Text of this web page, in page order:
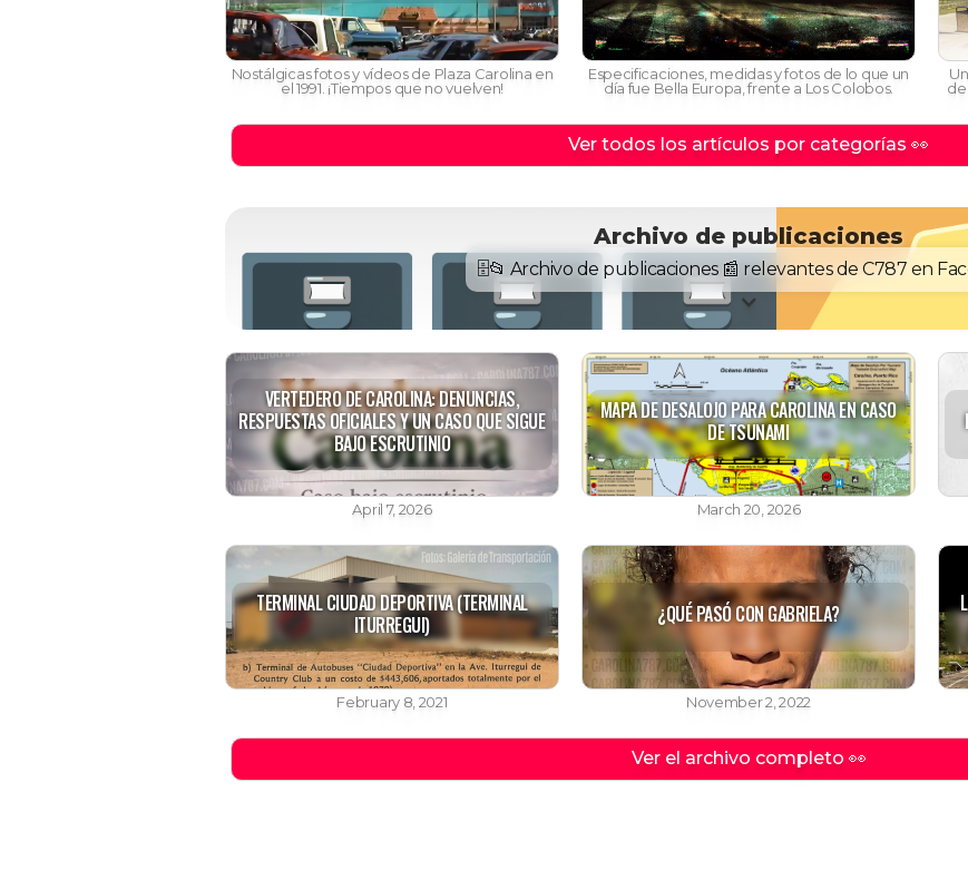
Nostálgicas fotos y vídeos de Plaza Carolina en
el 1991. ¡Tiempos que no vuelven!
Especificaciones, medidas y fotos de lo que un
día fue Bella Europa, frente a Los Colobos.
Ver todos los artículos por categorías 👀
Archivo de publicaciones
🗄️📂 Archivo de publicaciones 📰 relevantes de C787 en
VERTEDERO DE CAROLINA: DENUNCIAS,
RESPUESTAS OFICIALES Y UN CASO QUE SIGUE
BAJO ESCRUTINIO
April 7, 2026
MAPA DE DESALOJO PARA CAROLINA EN CASO
DE TSUNAMI
March 20, 2026
TERMINAL CIUDAD DEPORTIVA (TERMINAL
ITURREGUI)
February 8, 2021
¿QUÉ PASÓ CON GABRIELA?
November 2, 2022
Ver el archivo completo 👀